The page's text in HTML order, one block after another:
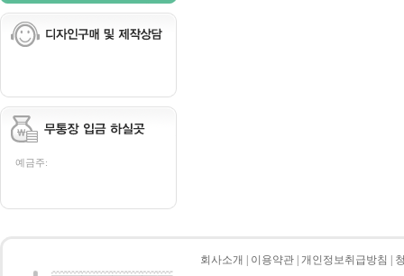
예금주:
회사소개 이용약관 개인정보취급방침